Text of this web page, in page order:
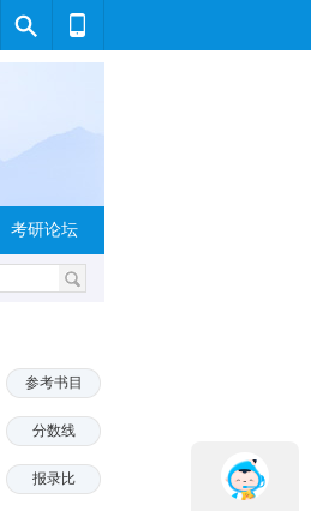
考研论坛
参考书目
分数线
报录比